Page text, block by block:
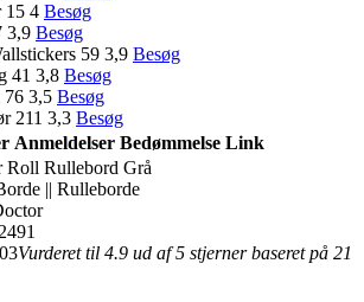
15 4 Besøg
3,9 Besøg
59 3,9 Besøg
41 3,8 Besøg
3,5 Besøg
211 3,3 Besøg
Anmeldelser Bedømmelse Link
Roll Rullebord Grå
|| Rulleborde
Vurderet til 4.9 ud af 5 stjerner baseret på 21